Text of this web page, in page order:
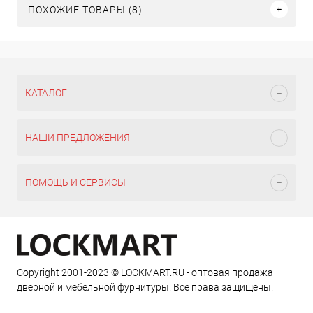
ПОХОЖИЕ ТОВАРЫ (8)
КАТАЛОГ
НАШИ ПРЕДЛОЖЕНИЯ
ПОМОЩЬ И СЕРВИСЫ
Copyright 2001-2023 © LOCKMART.RU - оптовая продажа
дверной и мебельной фурнитуры. Все права защищены.